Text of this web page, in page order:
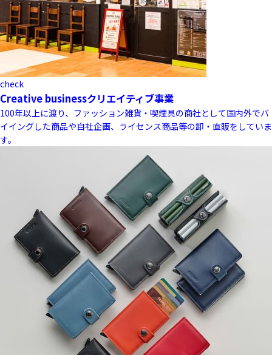
check
Creative businessクリエイティブ事業
100年以上に渡り、ファッション雑貨・喫煙具の商社として国内外でバ
イイングした商品や自社企画、ライセンス商品等の卸・直販をしていま
す。